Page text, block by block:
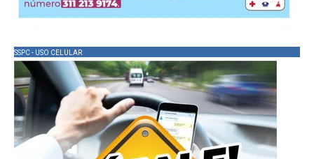
SSPC - USO CELULAR